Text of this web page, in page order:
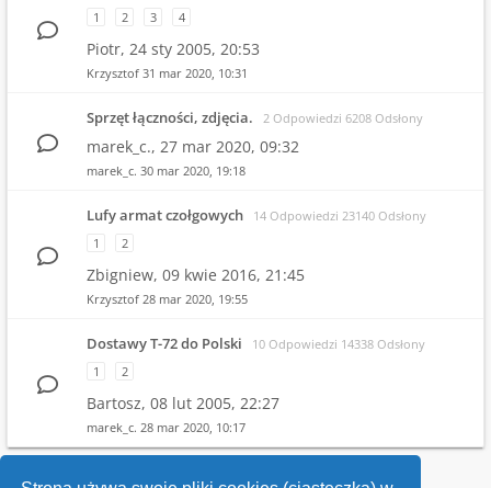
1
2 3 4
Piotr, 24 sty 2005, 20:53
Krzysztof 31 mar 2020, 10:31
Sprzęt łączności, zdjęcia. 2 Odpowiedzi 6208 Odsłony
marek_c., 27 mar 2020, 09:32
marek_c. 30 mar 2020, 19:18
Lufy armat czołgowych
14 Odpowiedzi 23140 Odsłony
1
2
Zbigniew, 09 kwie 2016, 21:45
Krzysztof 28 mar 2020, 19:55
Dostawy T-72 do Polski
10 Odpowiedzi 14338 Odsłony
1
2
Bartosz, 08 lut 2005, 22:27
marek_c. 28 mar 2020, 10:17